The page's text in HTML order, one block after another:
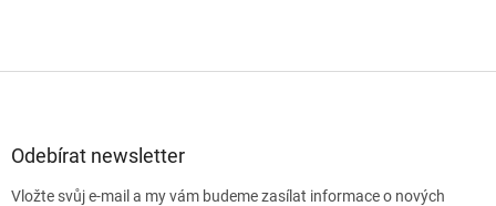
Odebírat newsletter
Vložte svůj e-mail a my vám budeme zasílat informace o nových